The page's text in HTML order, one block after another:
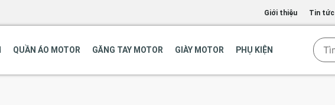
Giới thiệu Tin tức
QUẦN ÁO MOTOR GĂNG TAY MOTOR GIÀY MOTOR PHỤ KIỆN